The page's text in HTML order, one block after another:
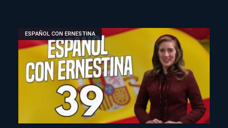
ESPAÑOL CON ERNESTINA